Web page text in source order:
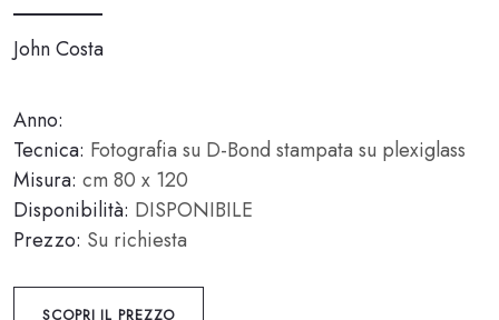
John Costa
Anno:
Tecnica: Fotografia su D-Bond stampata su plexiglass
Misura: cm 80 x 120
Disponibilità: DISPONIBILE
Prezzo: Su richiesta
SCOPRI IL PREZZO